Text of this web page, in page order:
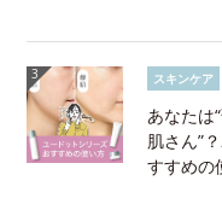
スキンケア
あなたは
肌さん”
すすめの